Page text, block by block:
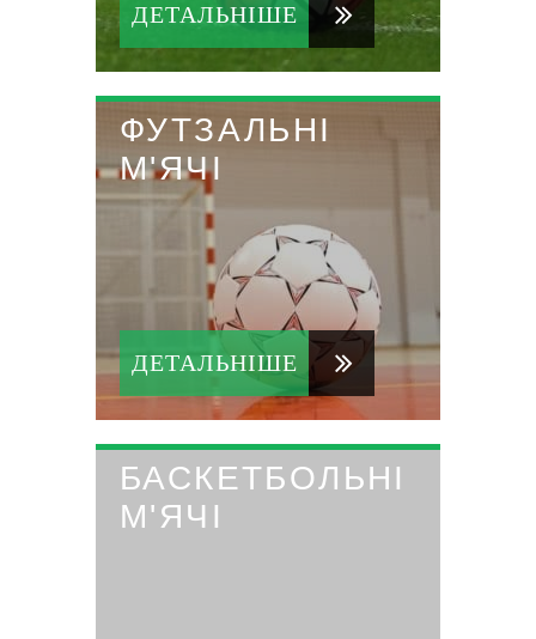
ДЕТАЛЬНІШЕ
ФУТЗАЛЬНІ
М'ЯЧІ
ДЕТАЛЬНІШЕ
БАСКЕТБОЛЬНІ
М'ЯЧІ